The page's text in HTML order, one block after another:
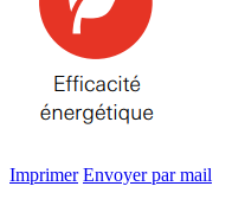
Imprimer Envoyer par mail